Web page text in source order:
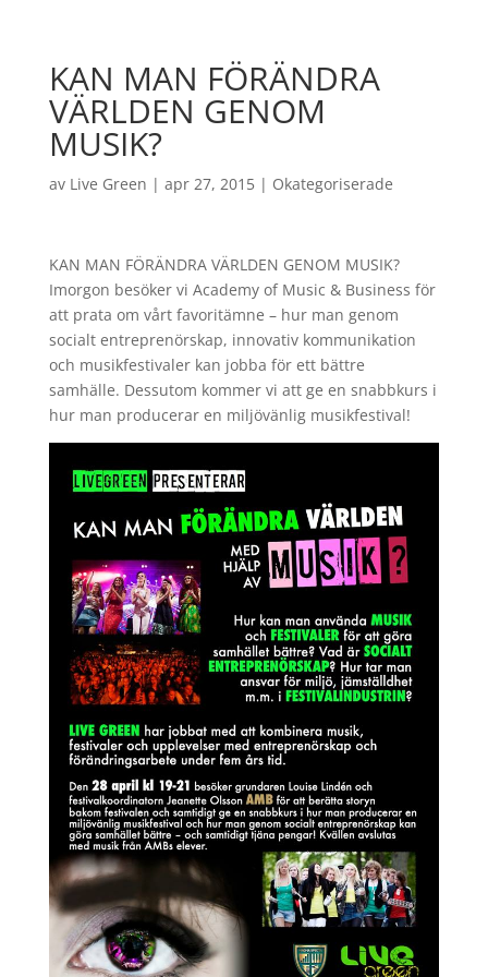
KAN MAN FÖRÄNDRA
VÄRLDEN GENOM
MUSIK?
av Live Green | apr 27, 2015| Okategoriserade
KAN MAN FÖRÄNDRA VÄRLDEN GENOM MUSIK?
Imorgon besöker vi Academy of Music & Business för
att prata om vårt favoritämne – hur man genom
socialt entreprenörskap, innovativ kommunikation
och musikfestivaler kan jobba för ett bättre
samhälle. Dessutom kommer vi att ge en snabbkurs i
hur man producerar en miljövänlig musikfestival!